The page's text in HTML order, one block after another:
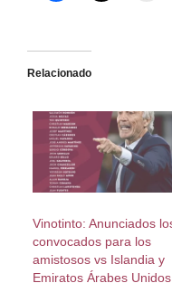
Relacionado
Vinotinto: Anunciados
convocados para los
amistosos vs Islandia y
Emiratos Árabes Unidos